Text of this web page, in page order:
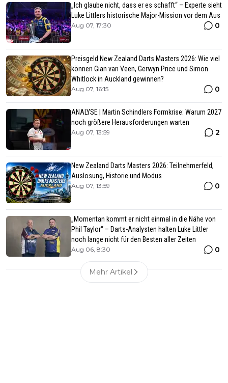
„Ich glaube nicht, dass er es schafft“ – Experte sieht
Luke Littlers historische Major-Mission vor dem Aus
Aug 07, 17:30 0
Preisgeld New Zealand Darts Masters 2026: Wie viel
können Gian van Veen, Gerwyn Price und Simon
Whitlock in Auckland gewinnen?
Aug 07, 16:15 0
ANALYSE | Martin Schindlers Formkrise: Warum 2027
noch größere Herausforderungen warten
Aug 07, 13:59 2
New Zealand Darts Masters 2026: Teilnehmerfeld,
Auslosung, Historie und Modus
Aug 07, 13:59 0
„Momentan kommt er nicht einmal in die Nähe von
Phil Taylor“ – Darts-Analysten halten Luke Littler
noch lange nicht für den Besten aller Zeiten
Aug 06, 8:30 0
Mehr Artikel